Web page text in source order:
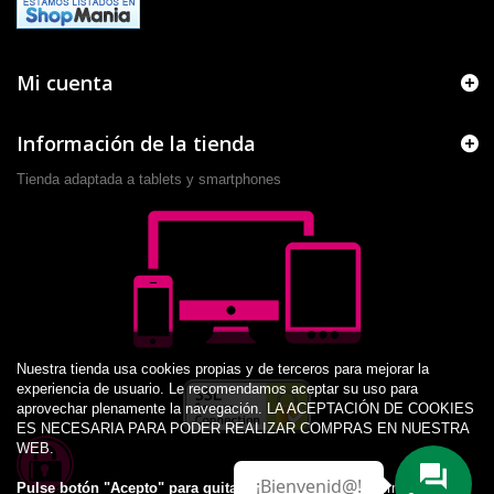
Mi cuenta
Información de la tienda
Tienda adaptada a tablets y smartphones
¡Bienvenid@!
Nuestra tienda usa cookies propias y de terceros para mejorar la
experiencia de usuario. Le recomendamos aceptar su uso para
aprovechar plenamente la navegación. LA ACEPTACIÓN DE COOKIES
ES NECESARIA PARA PODER REALIZAR COMPRAS EN NUESTRA
WEB.
Pulse botón "Acepto" para quitar este aviso. Más información